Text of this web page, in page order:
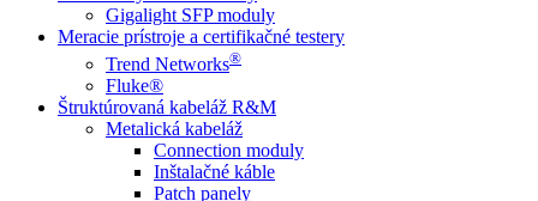
Gigalight SFP moduly
Meracie prístroje a certifikačné testery
Trend Networks®
Fluke®
Štruktúrovaná kabeláž R&M
Metalická kabeláž
Connection moduly
Inštalačné káble
Patch panely